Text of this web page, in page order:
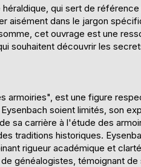
qui sert de
aisément dans le jargon
cet ouvrage est une
souhaitent découvrir les
armoiries", est une figure
soient limités, son
sa carrière à l'étude des
traditions historiques.
rigueur académique et
généalogistes, témoignant